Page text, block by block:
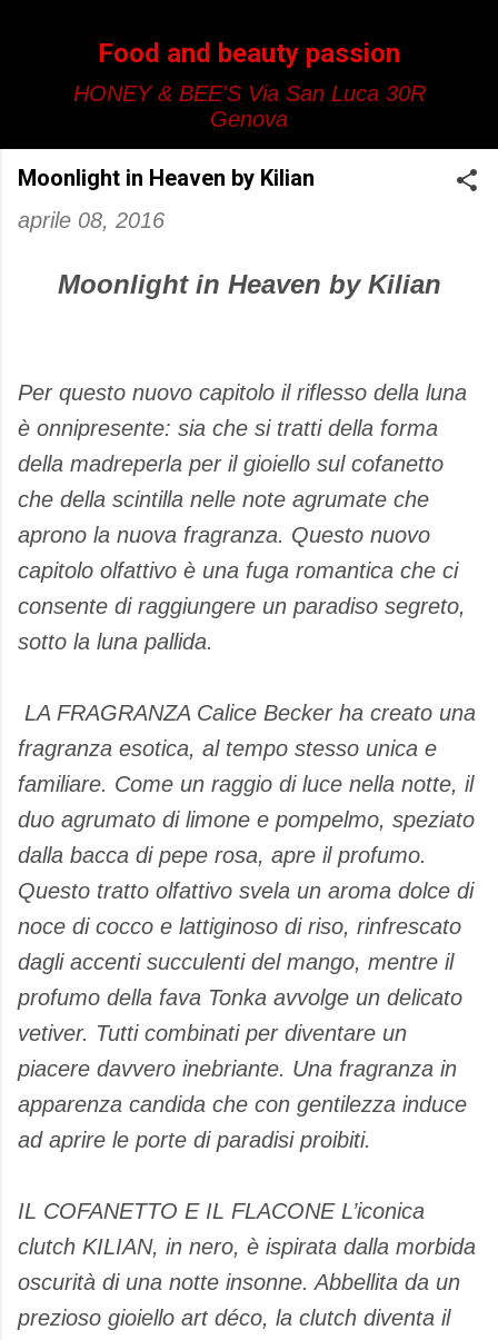
Food and beauty passion
HONEY & BEE'S Via San Luca 30R
Genova
Moonlight in Heaven by Kilian
aprile 08, 2016
Moonlight in Heaven by Kilian
Per questo nuovo capitolo il riflesso della luna
è onnipresente: sia che si tratti della forma
della madreperla per il gioiello sul cofanetto
che della scintilla nelle note agrumate che
aprono la nuova fragranza. Questo nuovo
capitolo olfattivo è una fuga romantica che ci
consente di raggiungere un paradiso segreto,
sotto la luna pallida.
LA FRAGRANZA Calice Becker ha creato una
fragranza esotica, al tempo stesso unica e
familiare. Come un raggio di luce nella notte, il
duo agrumato di limone e pompelmo, speziato
dalla bacca di pepe rosa, apre il profumo.
Questo tratto olfattivo svela un aroma dolce di
noce di cocco e lattiginoso di riso, rinfrescato
dagli accenti succulenti del mango, mentre il
profumo della fava Tonka avvolge un delicato
vetiver. Tutti combinati per diventare un
piacere davvero inebriante. Una fragranza in
apparenza candida che con gentilezza induce
ad aprire le porte di paradisi proibiti.
IL COFANETTO E IL FLACONE L’iconica
clutch KILIAN, in nero, è ispirata dalla morbida
oscurità di una notte insonne. Abbellita da un
prezioso gioiello art déco, la clutch diventa il